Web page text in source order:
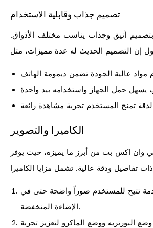
تصميم جذاب وقابلية الاستخدام
أنيق وجذاب يناسب مختلف الأذواق.
الكاميرا والتصوير
وان اكس بت من أبرز ما يميزه، حيث يوفر
تتيح للمستخدم صوراً واضحة حتى في
الإضاءة المنخفضة.
البورتريه ووضع الماكرو لتعزيز تجربة